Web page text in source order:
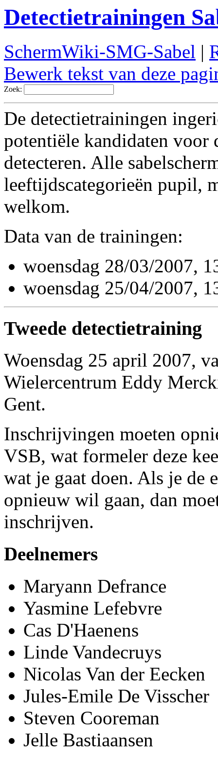
Detectietrainingen
SchermWiki-SMG-Sabel |
Bewerk tekst van deze
Zoek:
De detectietrainingen
potentiële kandidaten voor
detecteren. Alle
leeftijdscategorieën pupil,
welkom.
Data van de trainingen:
woensdag 28/03/2007,
woensdag 25/04/2007,
Tweede detectietraining
Woensdag 25 april 2007,
Wielercentrum Eddy
Gent.
Inschrijvingen moeten
VSB, wat formeler deze
wat je gaat doen. Als je de
opnieuw wil gaan, dan
inschrijven.
Deelnemers
Maryann Defrance
Yasmine Lefebvre
Cas D'Haenens
Linde Vandecruys
Nicolas Van der Eecken
Jules-Emile De Visscher
Steven Cooreman
Jelle Bastiaansen